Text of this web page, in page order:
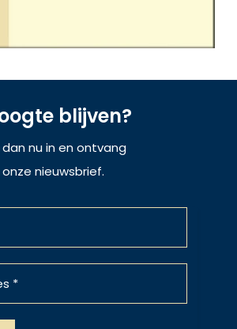
blijven?
nu in en ontvang
nieuwsbrief.